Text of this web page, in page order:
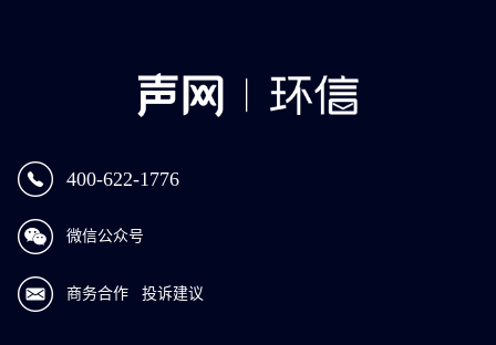
400-622-1776
微信公众号
商务合作 投诉建议